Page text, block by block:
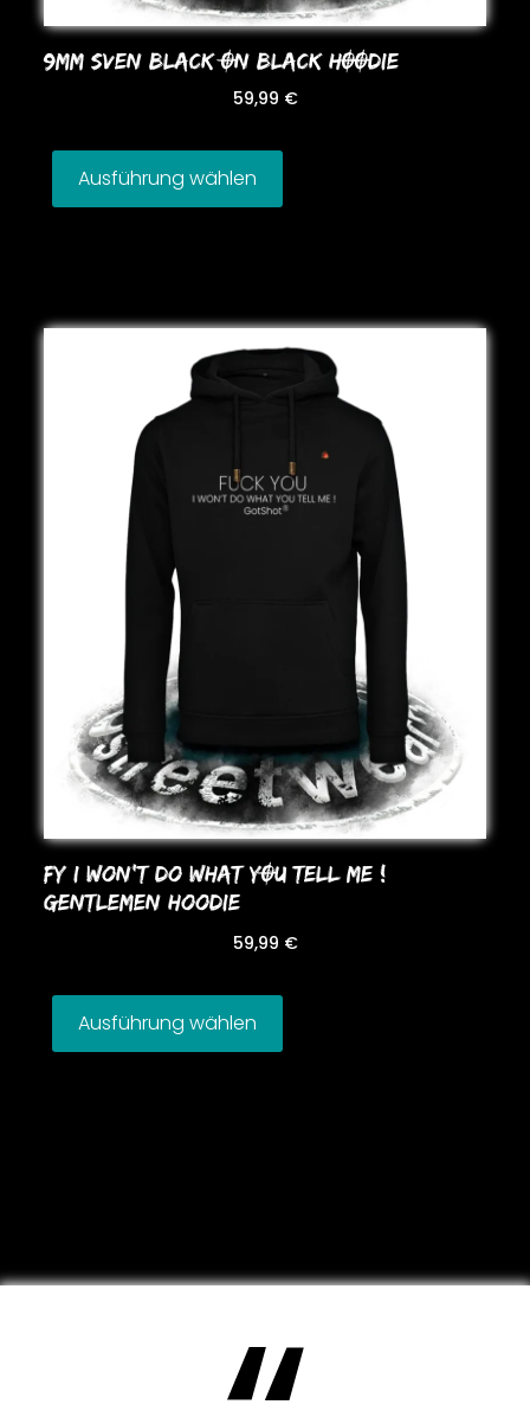
9MM SVEN BLACK ON BLACK HOODIE
59,99 €
Ausführung wählen
FY I WoN’T Do WHAT YOU TELL ME !
GENTLEMEN HooDIE
59,99 €
Ausführung wählen